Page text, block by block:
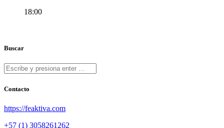
18:00
Buscar
Contacto
https://feaktiva.com
+57 (1) 3058261262